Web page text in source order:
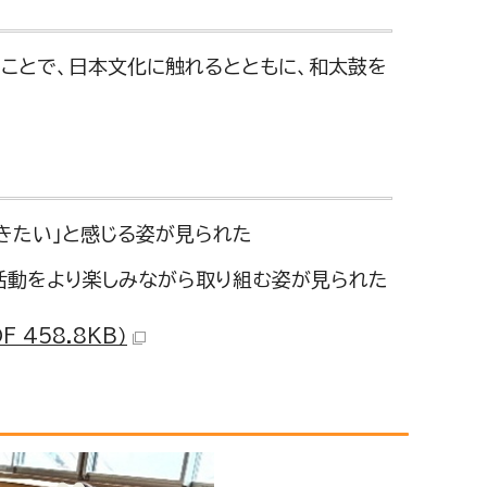
で、日本文化に触れるとともに、和太鼓を
たい」と感じる姿が見られた
をより楽しみながら取り組む姿が見られた
458.8KB）